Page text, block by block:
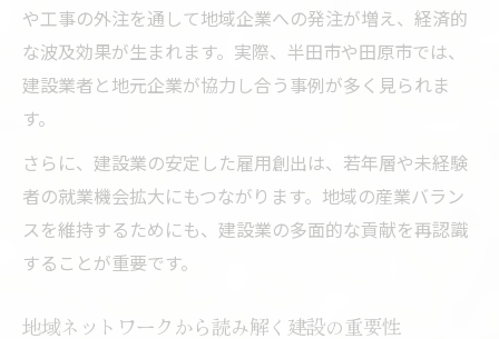
や工事の外注を通して地域企業への発注が増え、経済的
な波及効果が生まれます。実際、半田市や田原市では、
建設業者と地元企業が協力し合う事例が多く見られま
す。
さらに、建設業の安定した雇用創出は、若年層や未経験
者の就業機会拡大にもつながります。地域の産業バラン
スを維持するためにも、建設業の多面的な貢献を再認識
することが重要です。
地域ネットワークから読み解く建設の重要性